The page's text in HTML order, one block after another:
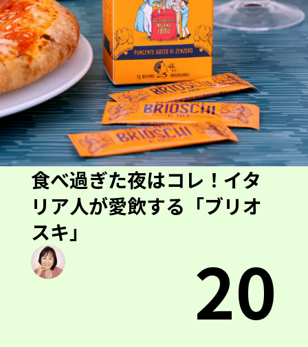
食べ過ぎた夜はコレ！イタ
リア人が愛飲する「ブリオ
スキ」
20